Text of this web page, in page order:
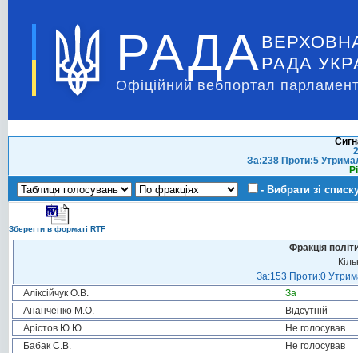
РАДА РАДА
Офіційний вебпортал
За:238 Проти:5
- Вибрати зі
Зберегти в форматі RTF
Фракція
За:153 Проти:0
Аліксійчук О.В.
За
Ананченко М.О.
Відсутній
Арістов Ю.Ю.
Не голосував
Бабак С.В.
Не голосував